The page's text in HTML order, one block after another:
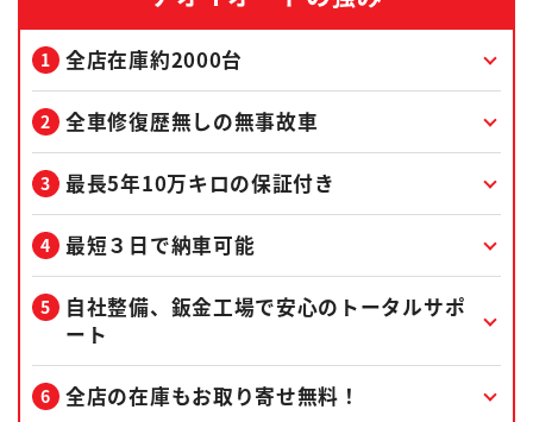
全店在庫約2000台
全車修復歴無しの無事故車
最長5年10万キロの保証付き
最短３日で納車可能
自社整備、鈑金工場で安心のトータルサポ
ート
全店の在庫もお取り寄せ無料！